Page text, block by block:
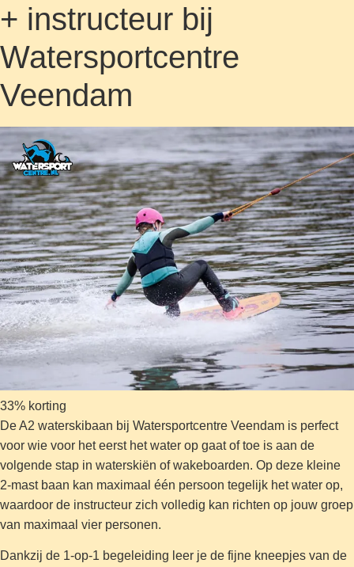
+ instructeur bij
Watersportcentre
Veendam
33% korting
De A2 waterskibaan bij Watersportcentre Veendam is perfect
voor wie voor het eerst het water op gaat of toe is aan de
volgende stap in waterskiën of wakeboarden. Op deze kleine
2-mast baan kan maximaal één persoon tegelijk het water op,
waardoor de instructeur zich volledig kan richten op jouw groep
van maximaal vier personen.
Dankzij de 1-op-1 begeleiding leer je de fijne kneepjes van de